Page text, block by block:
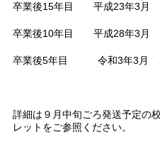
卒業後15年目 平成23年3月
卒業後10年目 平成28年3月
卒業後5年目 令和3年3月
詳細は９月中旬ごろ発送予定の
レットをご参照ください。